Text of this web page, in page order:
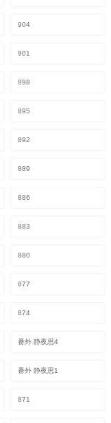
904
901
898
895
892
889
886
883
880
877
874
番外 静夜思4
番外 静夜思1
871